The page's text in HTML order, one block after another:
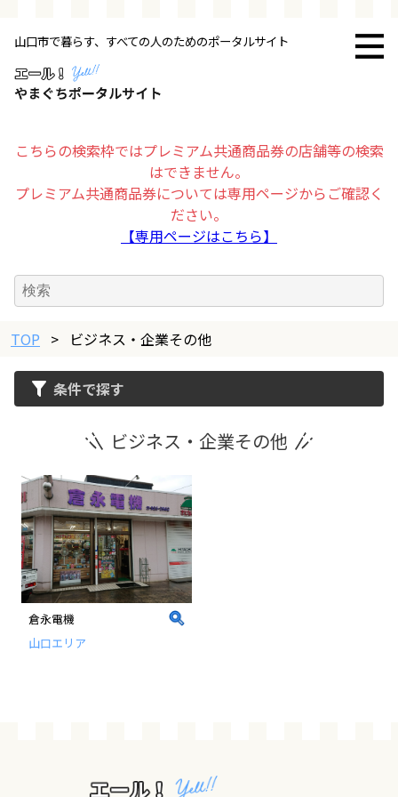
山口市で暮らす、すべての人のためのポータルサイト
こちらの検索枠ではプレミアム共通商品券の店舗等の検索
はできません。
プレミアム共通商品券については専用ページからご確認く
ださい。
【専用ページはこちら】
トップページ
その他
求人情報
お得
新規登録の事業者の皆様
すでにご登録済み事業者の皆様
イベント情報の掲載はこちら
TOP > ビジネス・企業その他
条件で探す
ビジネス・企業その他
倉永電機
山口エリア